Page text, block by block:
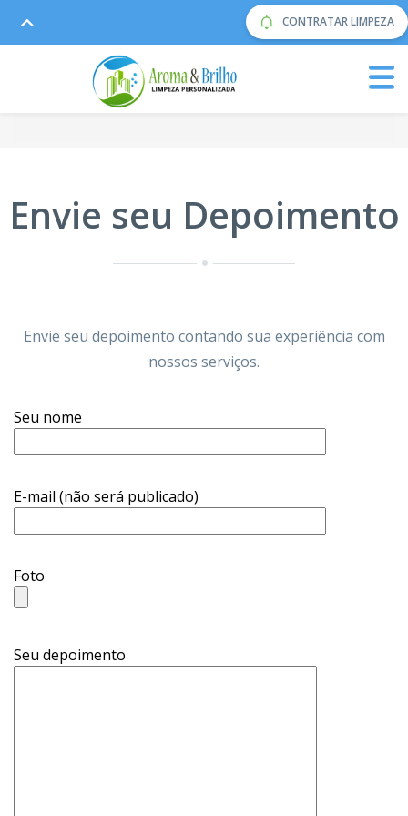
CONTRATAR LIMPEZA
Envie seu Depoimento
Envie seu depoimento contando sua experiência com
nossos serviços.
Seu nome
E-mail (não será publicado)
Foto
Seu depoimento